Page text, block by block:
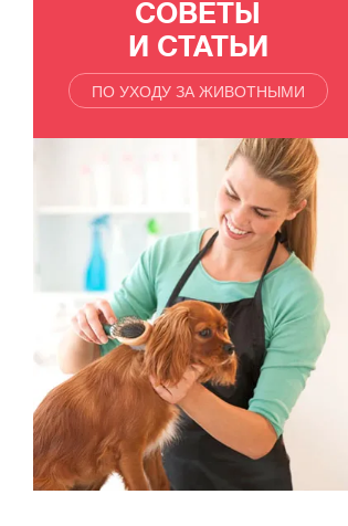
СОВЕТЫ
И СТАТЬИ
ПО УХОДУ ЗА ЖИВОТНЫМИ